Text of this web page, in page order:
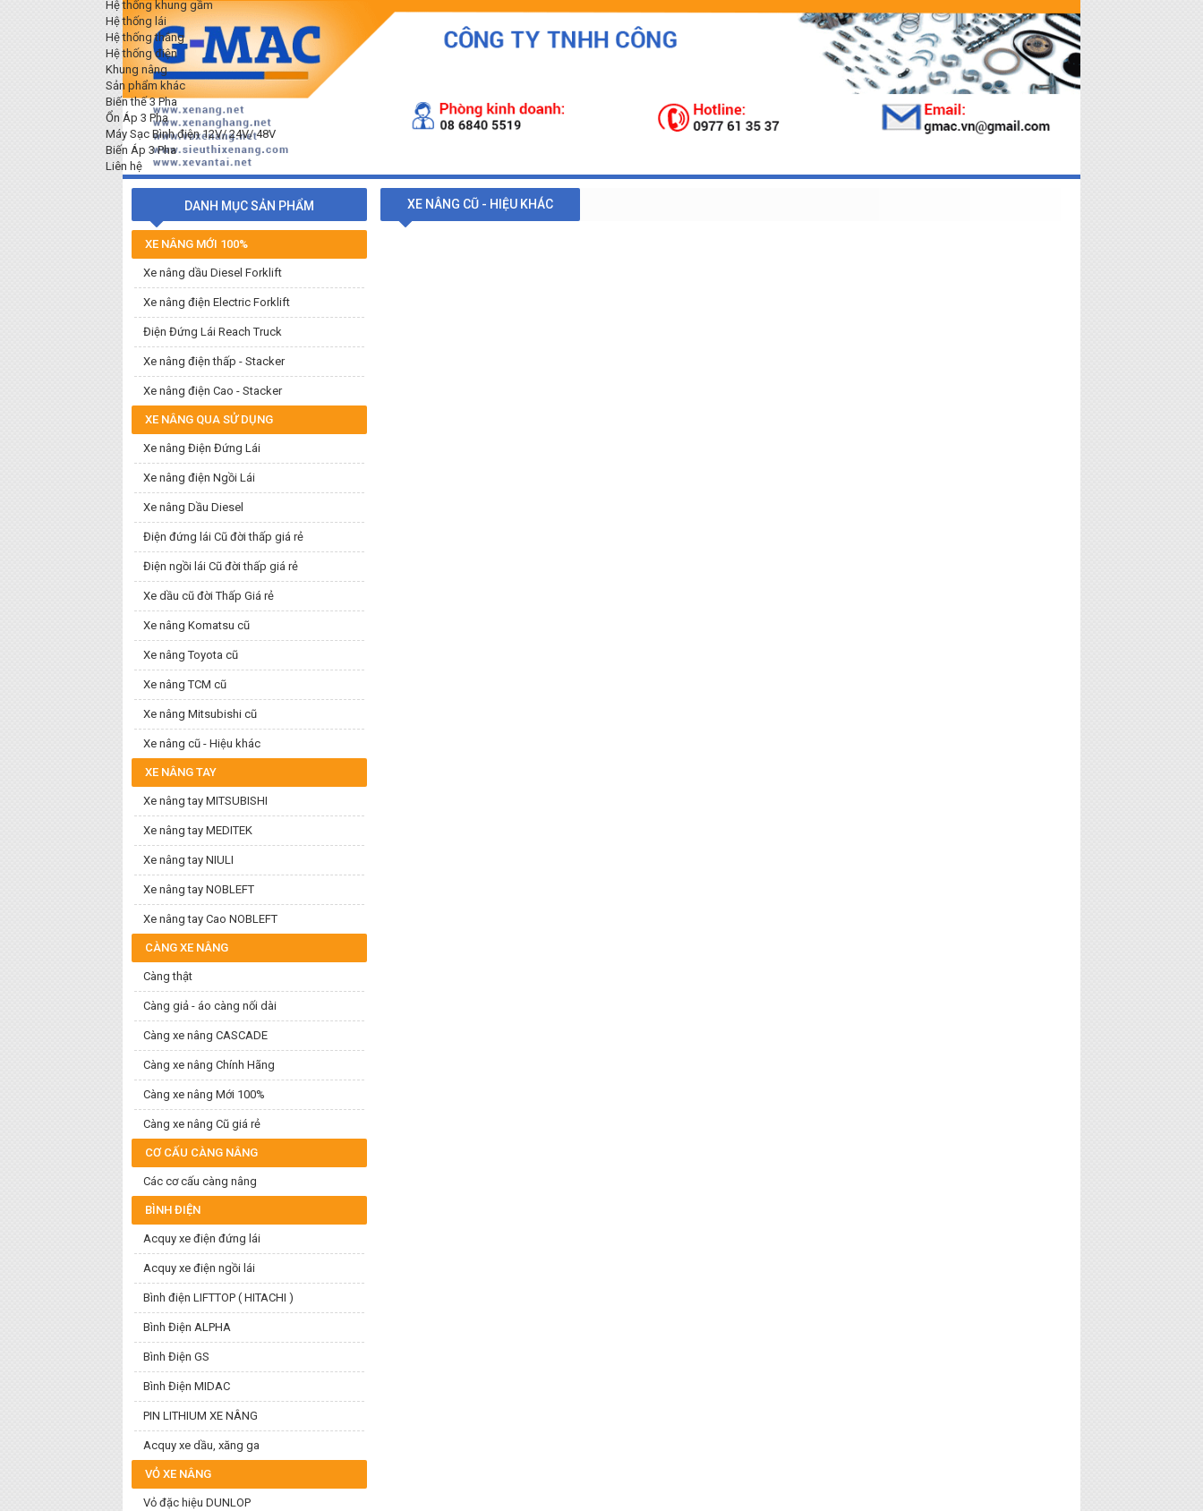
Hệ thống khung gầm
Hệ thống lái
Hệ thống thắng
Hệ thống điện
Khung nâng
Sản phẩm khác
Biến thế 3 Pha
Ổn Áp 3 Pha
Máy Sạc Bình điện 12V/ 24V/ 48V
Biến Áp 3 Pha
Liên hệ
DANH MỤC SẢN PHẨM
XE NÂNG MỚI 100%
Xe nâng dầu Diesel Forklift
Xe nâng điện Electric Forklift
Điện Đứng Lái Reach Truck
Xe nâng điện thấp - Stacker
Xe nâng điện Cao - Stacker
XE NÂNG QUA SỬ DỤNG
Xe nâng Điện Đứng Lái
Xe nâng điện Ngồi Lái
Xe nâng Dầu Diesel
Điện đứng lái Cũ đời thấp giá rẻ
Điện ngồi lái Cũ đời thấp giá rẻ
Xe dầu cũ đời Thấp Giá rẻ
Xe nâng Komatsu cũ
Xe nâng Toyota cũ
Xe nâng TCM cũ
Xe nâng Mitsubishi cũ
Xe nâng cũ - Hiệu khác
XE NÂNG TAY
Xe nâng tay MITSUBISHI
Xe nâng tay MEDITEK
Xe nâng tay NIULI
Xe nâng tay NOBLEFT
Xe nâng tay Cao NOBLEFT
CÀNG XE NÂNG
Càng thật
Càng giả - áo càng nối dài
Càng xe nâng CASCADE
Càng xe nâng Chính Hãng
Càng xe nâng Mới 100%
Càng xe nâng Cũ giá rẻ
CƠ CẤU CÀNG NÂNG
Các cơ cấu càng nâng
BÌNH ĐIỆN
Acquy xe điện đứng lái
Acquy xe điện ngồi lái
Bình điện LIFTTOP ( HITACHI )
Bình Điện ALPHA
Bình Điện GS
Bình Điện MIDAC
PIN LITHIUM XE NÂNG
Acquy xe dầu, xăng ga
VỎ XE NÂNG
Vỏ đặc hiệu DUNLOP
XE NÂNG CŨ - HIỆU KHÁC